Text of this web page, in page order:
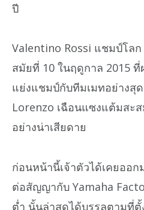
ปี
Valentino Rossi แชมป์โล
สมัยที่ 10 ในฤดูกาล 2015
แย่งแชมป์กับทีมเมทอย่างสุ
Lorenzo เฉือนแซงแต้มสะ
อย่างน่าเสียดาย
ก่อนหน้านี้เจ้าตัวได้เคยออ
ต่อสัญญากับ Yamaha
ต่ำ นั้นล่าสุดได้บรรลุตามที่ตั้